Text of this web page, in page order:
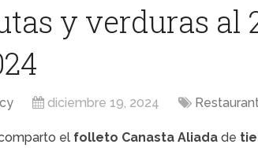
y verduras al
diciembre 19, 2024
el folleto Canasta Aliada de